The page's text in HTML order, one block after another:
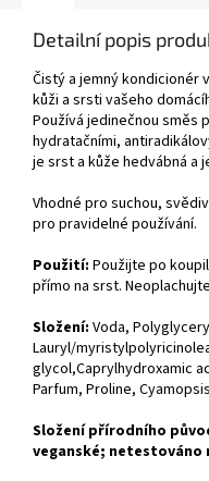
Detailní popis
Čistý a jemný kondicionér
kůži a srsti vašeho
Používá jedinečnou směs
hydratačními,
je srst a kůže hedvábná a
Vhodné pro suchou,
pro pravidelné používání.
Použití: Použijte po
přímo na srst.
Složení: Voda,
Lauryl/
glycol,Caprylhydroxamic
Parfum, Proline,
Složení přírodního
veganské; netestováno